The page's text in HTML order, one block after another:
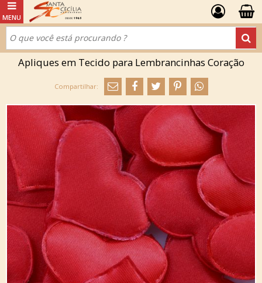
Apliques em Tecido para Lembrancinhas Coração